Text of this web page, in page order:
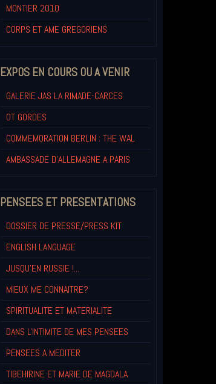
MONTIER 2010
CORPS ET AME GREGORIENS
EXPOS EN COURS OU A VENIR
GALERIE JAS LA RIMADE-CARCES
OT GORDES
COMMEMORATION BERLIN : THE WAL
AMBASSADE D'ALLEMAGNE A PARIS
PENSEES ET PRESENTATIONS
DOSSIER DE PRESSE/PRESS KIT
ENGLISH LANGUAGE
JUSQU'EN RUSSIE !...
MIEUX ME CONNAITRE?
SPIRITUALITE ET MATERIALITE
DANS L'INTIMITE DE MES PENSEES
PENSEES A MEDITER
TIBEHIRINE ET MARIE DE MAGDALA